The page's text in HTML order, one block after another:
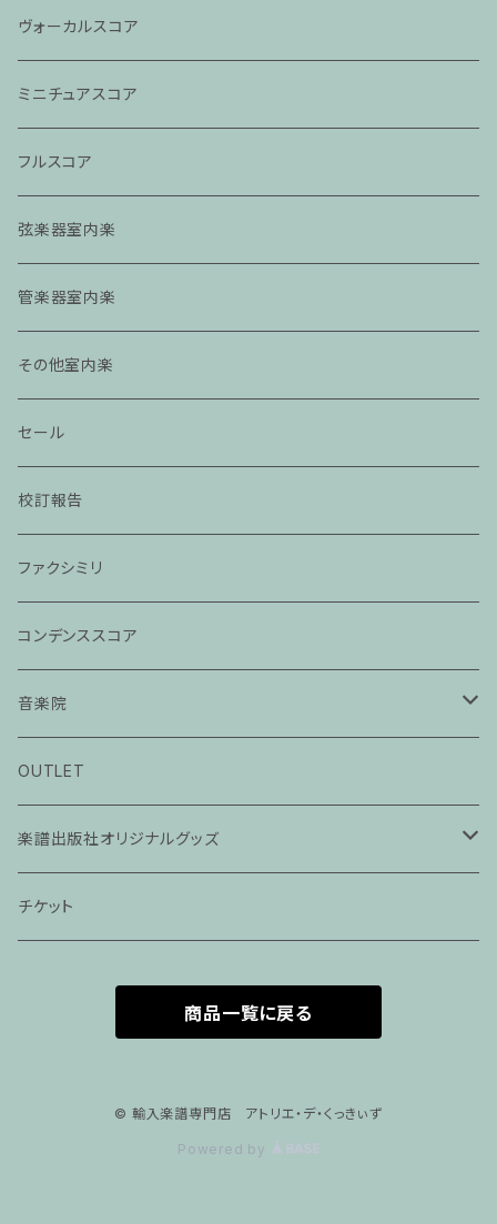
ヴォーカルスコア
ミニチュアスコア
フルスコア
弦楽器室内楽
管楽器室内楽
その他室内楽
セール
校訂報告
ファクシミリ
コンデンススコア
音楽院
ピアノ科３０分レッスン
ピアノ科４５分レッスン
家族割プラン
家族割適用プラン2
声楽ピアノ４５分レッスン
ヴァイオリンピアノ６０分レッスン
OUTLET
楽譜出版社オリジナルグッズ
アパレル
チケット
商品一覧に戻る
© 輸入楽譜専門店 アトリエ・デ・くっきぃず
Powered by